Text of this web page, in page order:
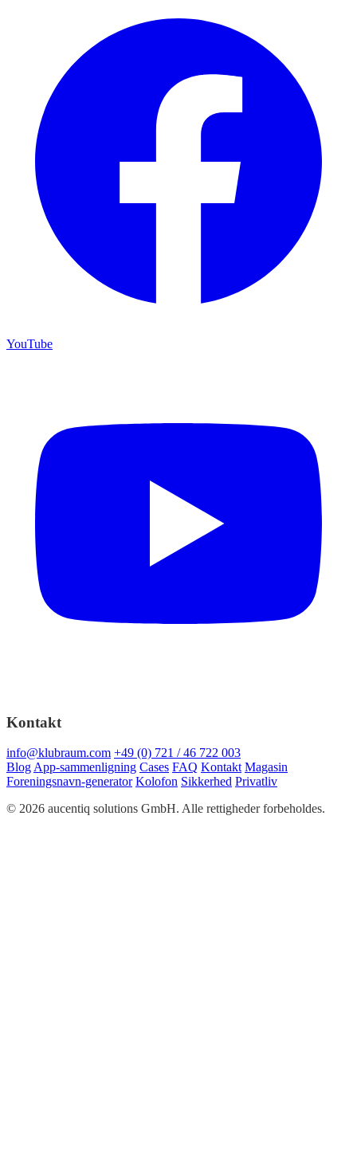
YouTube
Kontakt
info@klubraum.com +49 (0) 721 / 46 722 003
Blog App-sammenligning Cases FAQ Kontakt Magasin
Foreningsnavn-generator Kolofon Sikkerhed Privatliv
© 2026 aucentiq solutions GmbH. Alle rettigheder forbeholdes.